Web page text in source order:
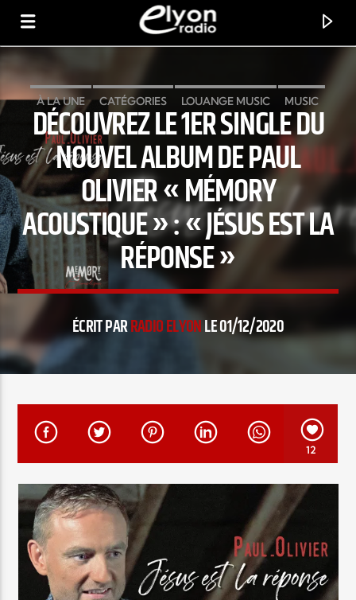
RADIO ELYON
POSITIVE ET ENCOURAGEANTE !
EN CE MOMENT
ARTISTE
Radio Elyon
À LA UNE CATÉGORIES LOUANGE MUSIC MUSIC
NEWS
DÉCOUVREZ LE 1ER SINGLE DU
NOUVEL ALBUM DE PAUL
OLIVIER « MÉMORY
ACOUSTIQUE » : « JÉSUS EST LA
RÉPONSE »
ÉCRIT PARRADIO ELYONLE 01/12/2020
12